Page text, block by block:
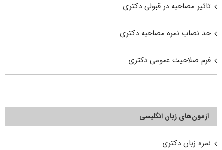
تاثیر مصاحبه در قبولی دکتری
حد نصاب نمره مصاحبه دکتری
فرم صلاحیت عمومی دکتری
آزمون‌های زبان انگلیسی
نمره زبان دکتری